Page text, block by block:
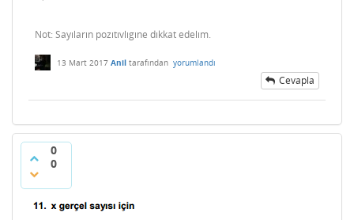
Not: Sayıların pozıtıvlıgıne dıkkat edelım.
13 Mart 2017 Anil tarafından yorumlandı
Cevapla
0
0